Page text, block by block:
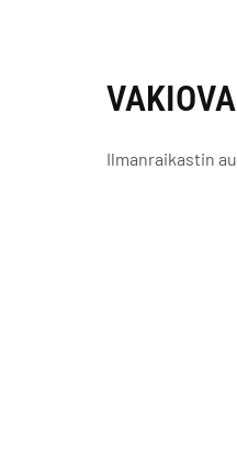
Ilmanraikastin